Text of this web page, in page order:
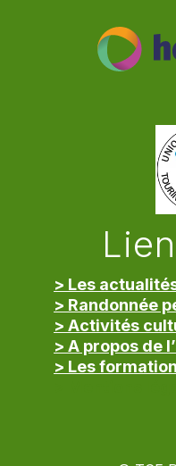
> Les
> Randonnée
> Activités
> A propos de
> Les